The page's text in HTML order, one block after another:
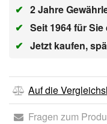
✔ 2 Jahre
✔ Seit 1964 für Sie
✔ Jetzt kaufen,
Auf die
Fragen zum